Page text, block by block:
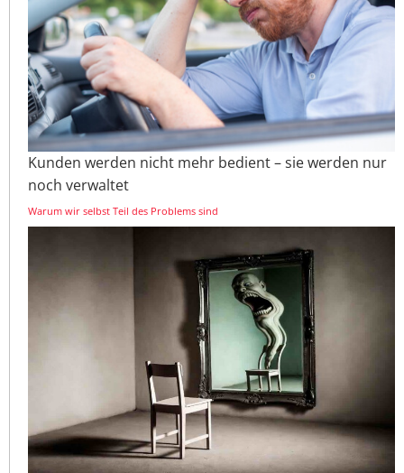
Kunden werden nicht mehr bedient – sie werden nur
noch verwaltet
Warum wir selbst Teil des Problems sind